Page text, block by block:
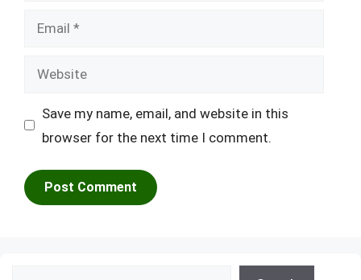
Email
Website
Save my name, email, and website in this
browser for the next time I comment.